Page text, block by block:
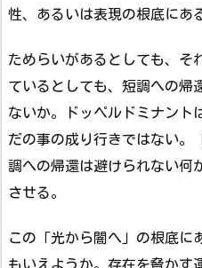
性、あるいは表現の根底にあ
ためらいがあるとしても、そ
ているとしても、短調への帰
ないか。ドッペルドミナント
だの事の成り行きではない。
調への帰還は避けられない何
させる。
この「光から闇へ」の根底に
もいえようか。存在を脅かす